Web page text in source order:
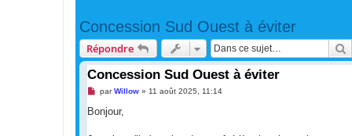
Concession Sud Ouest à éviter
Répondre
Concession Sud Ouest à éviter
M
s
parWillow» 11 août 2025, 11:14
Bonjour,